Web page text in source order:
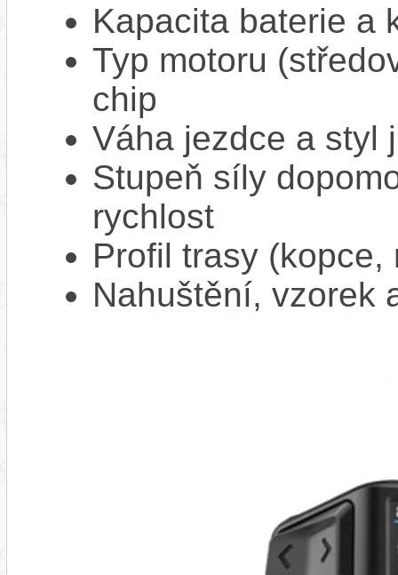
Kapacita baterie a
Typ motoru
chip
Váha jezdce a styl
Stupeň síly
rychlost
Profil trasy
Nahuštění, vzorek